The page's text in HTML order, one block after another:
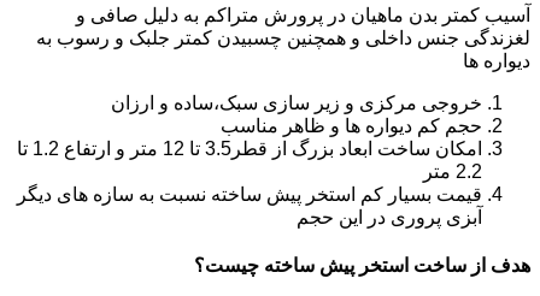
آسیب کمتر بدن ماهیان در پرورش متراکم به دلیل صافی و
لغزندگی جنس داخلی و همچنین چسبیدن کمتر جلبک و رسوب به
دیواره ها
خروجی مرکزی و زیر سازی سبک،ساده و ارزان
حجم کم دیواره ها و ظاهر مناسب
امکان ساخت ابعاد بزرگ از قطر3.5 تا 12 متر و ارتفاع 1.2 تا
2.2 متر
قیمت بسیار کم استخر پیش ساخته نسبت به سازه های دیگر
آبزی پروری در این حجم
هدف از ساخت استخر پیش ساخته چیست؟